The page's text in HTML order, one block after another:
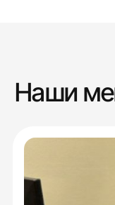
Наши